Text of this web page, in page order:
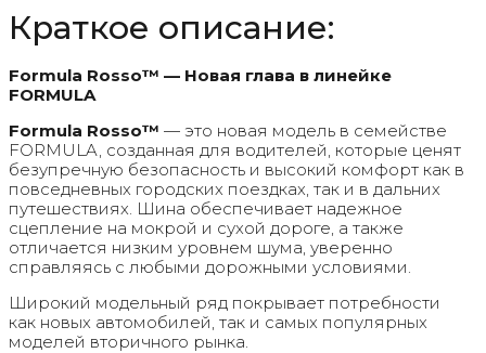
Краткое описание:
Formula Rosso™ — Новая глава в линейке
FORMULA
Formula Rosso™ — это новая модель в семействе
FORMULA, созданная для водителей, которые ценят
безупречную безопасность и высокий комфорт как в
повседневных городских поездках, так и в дальних
путешествиях. Шина обеспечивает надежное
сцепление на мокрой и сухой дороге, а также
отличается низким уровнем шума, уверенно
справляясь с любыми дорожными условиями.
Широкий модельный ряд покрывает потребности
как новых автомобилей, так и самых популярных
моделей вторичного рынка.